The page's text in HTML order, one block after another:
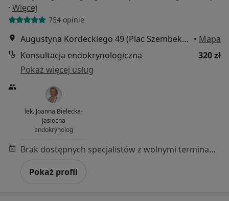
· Więcej
754 opinie
Augustyna Kordeckiego 49 (Plac Szembeka), Warszawa • Mapa
Konsultacja endokrynologiczna
320 zł
Pokaż więcej usług
lek. Joanna Bielecka-
Jasiocha
endokrynolog
Brak dostępnych specjalistów z wolnymi terminami w tym centrum medycznym.
Pokaż profil